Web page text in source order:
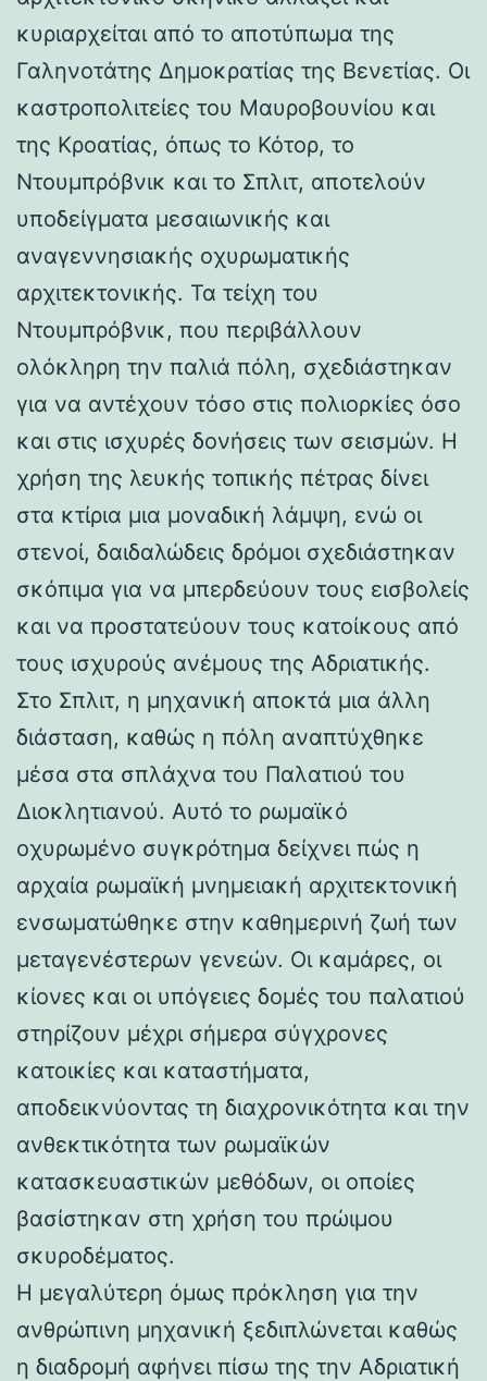
κυριαρχείται από το αποτύπωμα της
Γαληνοτάτης Δημοκρατίας της Βενετίας. Οι
καστροπολιτείες του Μαυροβουνίου και
της Κροατίας, όπως το Κότορ, το
Ντουμπρόβνικ και το Σπλιτ, αποτελούν
υποδείγματα μεσαιωνικής και
αναγεννησιακής οχυρωματικής
αρχιτεκτονικής. Τα τείχη του
Ντουμπρόβνικ, που περιβάλλουν
ολόκληρη την παλιά πόλη, σχεδιάστηκαν
για να αντέχουν τόσο στις πολιορκίες όσο
και στις ισχυρές δονήσεις των σεισμών. Η
χρήση της λευκής τοπικής πέτρας δίνει
στα κτίρια μια μοναδική λάμψη, ενώ οι
στενοί, δαιδαλώδεις δρόμοι σχεδιάστηκαν
σκόπιμα για να μπερδεύουν τους εισβολείς
και να προστατεύουν τους κατοίκους από
τους ισχυρούς ανέμους της Αδριατικής.
Στο Σπλιτ, η μηχανική αποκτά μια άλλη
διάσταση, καθώς η πόλη αναπτύχθηκε
μέσα στα σπλάχνα του Παλατιού του
Διοκλητιανού. Αυτό το ρωμαϊκό
οχυρωμένο συγκρότημα δείχνει πώς η
αρχαία ρωμαϊκή μνημειακή αρχιτεκτονική
ενσωματώθηκε στην καθημερινή ζωή των
μεταγενέστερων γενεών. Οι καμάρες, οι
κίονες και οι υπόγειες δομές του παλατιού
στηρίζουν μέχρι σήμερα σύγχρονες
κατοικίες και καταστήματα,
αποδεικνύοντας τη διαχρονικότητα και την
ανθεκτικότητα των ρωμαϊκών
κατασκευαστικών μεθόδων, οι οποίες
βασίστηκαν στη χρήση του πρώιμου
σκυροδέματος.
Η μεγαλύτερη όμως πρόκληση για την
ανθρώπινη μηχανική ξεδιπλώνεται καθώς
η διαδρομή αφήνει πίσω της την Αδριατική